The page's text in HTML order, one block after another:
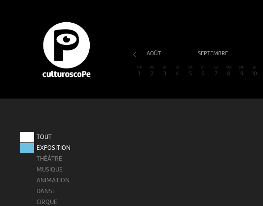
AOÛT SEPTEMBRE
MA
1
ME
2
JE
3
VE
4
SA
5
DI
6
LU
7
MA
8
ME
9
JE
10
TOUT
EXPOSITION
THÉÂTRE
MUSIQUE
ANIMATION
DANSE
CIRQUE